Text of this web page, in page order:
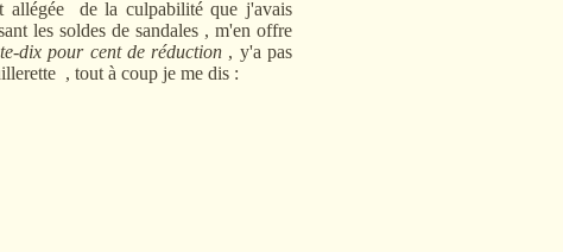
allégée de la culpabilité que j'avais
les soldes de sandales , m'en offre
dix pour cent de réduction , y'a pas
, tout à coup je me dis :